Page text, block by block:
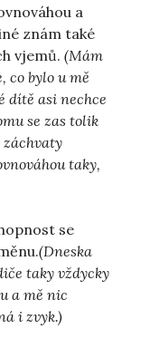
a
znám také
vjemů.(Mám
co bylo u mě
dítě asi nechce
se zas tolik
záchvaty
taky,
se
(Dneska
taky vždycky
a mě nic
i zvyk.)